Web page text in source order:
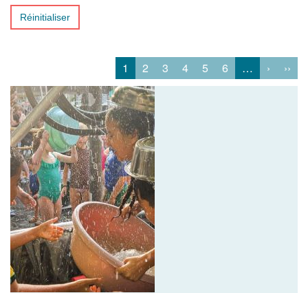
Réinitialiser
1 2 3 4 5 6 … › ››